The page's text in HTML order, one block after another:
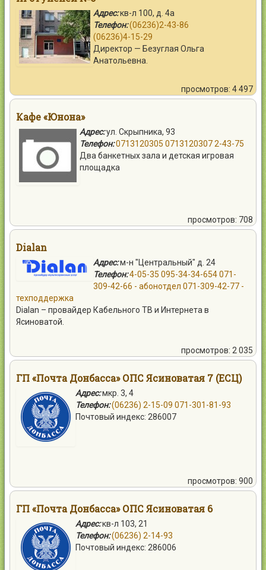
Адрес:кв-л 100, д. 4а
Телефон:(06236)2-43-86
(06236)4-15-29
Директор — Безуглая Ольга
Анатольевна.
просмотров: 4 497
Кафе «Юнона»
Адрес:ул. Скрыпника, 93
Телефон:0713120305 07131203072-43-75
Два банкетных зала и детская игровая
площадка
просмотров: 708
Dialan
Адрес:м-н "Центральный" д. 24
Телефон:4-05-35 095-34-34-654071-
309-42-66 - абонотдел 071-309-42-77 -
техподдержка
Dialan – провайдер Кабельного ТВ и Интернета в
Ясиноватой.
просмотров: 2 035
ГП «Почта Донбасса» ОПС Ясиноватая 7 (ЕСЦ)
Адрес:мкр. 3, 4
Телефон:(06236) 2-15-09 071-301-81-93
Почтовый индекс: 286007
просмотров: 900
ГП «Почта Донбасса» ОПС Ясиноватая 6
Адрес:кв-л 103, 21
Телефон:(06236) 2-14-93
Почтовый индекс: 286006